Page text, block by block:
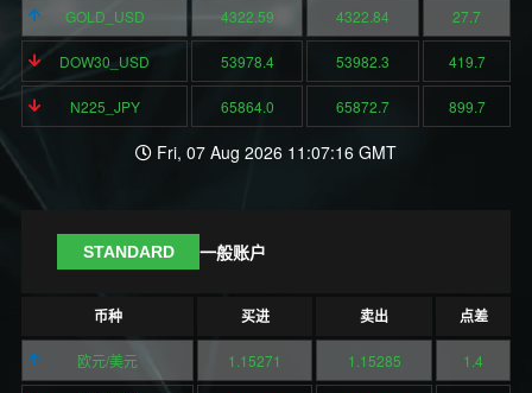
GOLD_USD 4322.59 4322.84 27.7
DOW30_USD 53978.4 53982.3 419.7
N225_JPY 65864.0 65872.7 899.7
Fri, 07 Aug 2026 11:07:16 GMT
STANDARD 一般账户
币种 买进 卖出 点差
欧元/美元 1.15271 1.15285 1.4